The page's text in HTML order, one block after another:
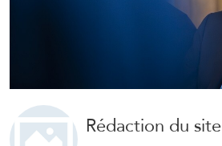
Rédaction du site